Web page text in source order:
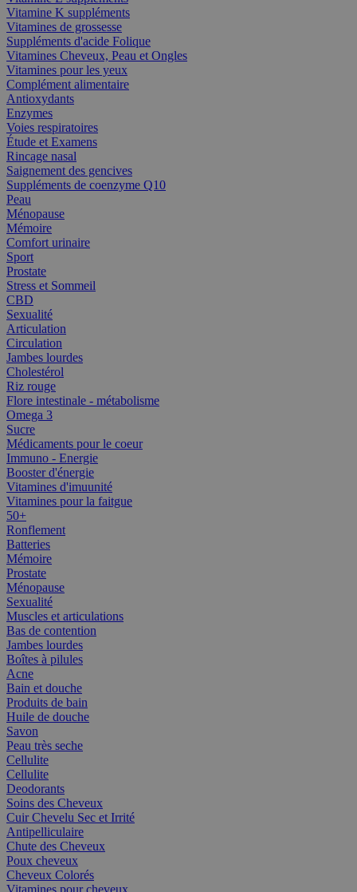
Vitamine K suppléments
Vitamines de grossesse
Suppléments d'acide Folique
Vitamines Cheveux, Peau et Ongles
Vitamines pour les yeux
Complément alimentaire
Antioxydants
Enzymes
Voies respiratoires
Étude et Examens
Rincage nasal
Saignement des gencives
Suppléments de coenzyme Q10
Peau
Ménopause
Mémoire
Comfort urinaire
Sport
Prostate
Stress et Sommeil
CBD
Sexualité
Articulation
Circulation
Jambes lourdes
Cholestérol
Riz rouge
Flore intestinale - métabolisme
Omega 3
Sucre
Médicaments pour le coeur
Immuno - Energie
Booster d'énergie
Vitamines d'imuunité
Vitamines pour la faitgue
50+
Ronflement
Batteries
Mémoire
Prostate
Ménopause
Sexualité
Muscles et articulations
Bas de contention
Jambes lourdes
Boîtes à pilules
Acne
Bain et douche
Produits de bain
Huile de douche
Savon
Peau très seche
Cellulite
Cellulite
Deodorants
Soins des Cheveux
Cuir Chevelu Sec et Irrité
Antipelliculaire
Chute des Cheveux
Poux cheveux
Cheveux Colorés